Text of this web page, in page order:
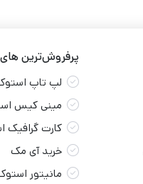
پرفروش‌ترین
لپ تاپ
مینی کیس
کارت گرافیک
خرید آی مک
مانیتور